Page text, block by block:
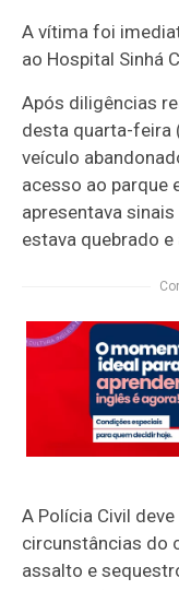
A vítima foi
ao Hospital Sinhá
Após diligências
desta quarta-feira
veículo
acesso ao parque
apresentava
estava quebrado
A Polícia Civil
circunstâncias do
assalto e